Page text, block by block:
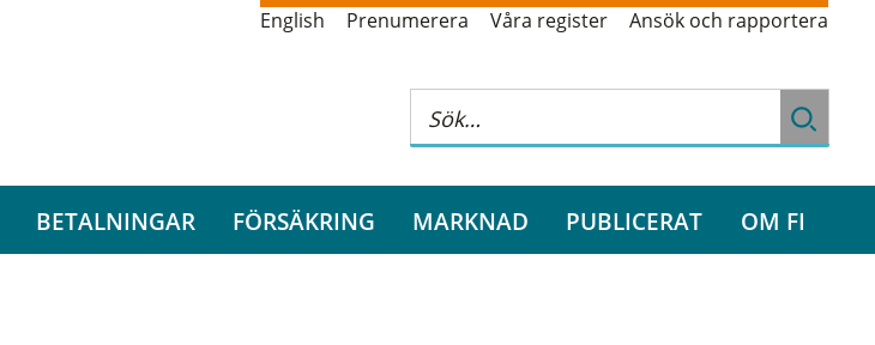
English Prenumerera Våra register Ansök och rapportera
BETALNINGAR FÖRSÄKRING MARKNAD PUBLICERAT OM FI